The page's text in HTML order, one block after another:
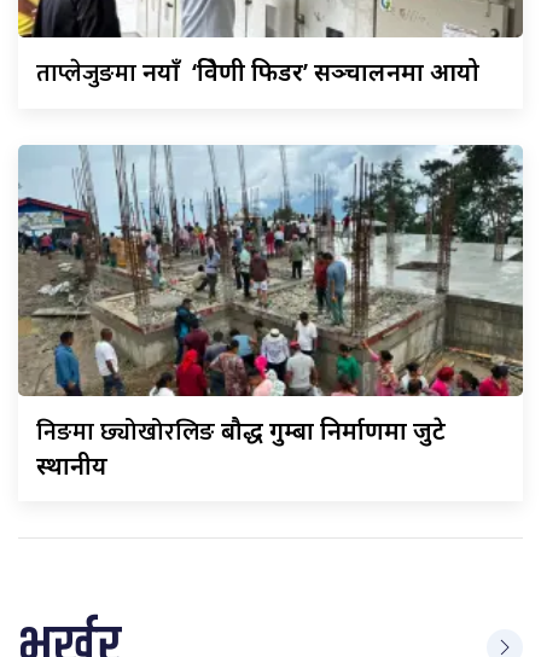
ताप्लेजुङमानयाँ ‘त्रिवेणी फिडर’ सञ्चालनमा आयो
निङमा छ्योखोरलिङबौद्ध गुम्बा निर्माणमा जुटे
स्थानीय